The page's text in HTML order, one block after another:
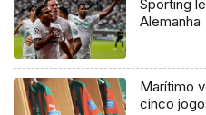
Sporting
Alemanha
Marítimo
cinco